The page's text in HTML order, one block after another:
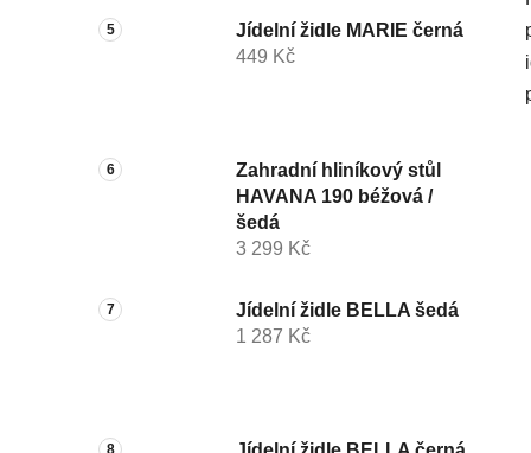
Jídelní židle MARIE černá
449 Kč
Zahradní hliníkový stůl
HAVANA 190 béžová /
šedá
3 299 Kč
Jídelní židle BELLA šedá
1 287 Kč